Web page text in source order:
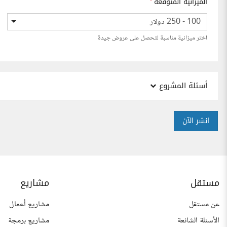
100 - 250 دولار
اختر ميزانية مناسبة لتحصل على عروض جيدة
أسئلة المشروع
انشر الآن
مستقل
عن مستقل
الأسئلة الشائعة
مشاريع
مشاريع أعمال
مشاريع برمجة